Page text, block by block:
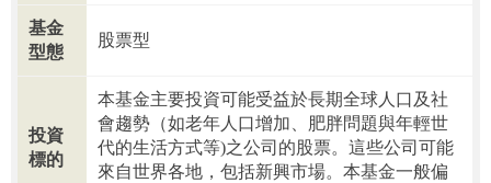
基金
型態
股票型
投資
標的
本基金主要投資可能受益於長期全球人口及社
會趨勢（如老年人口增加、肥胖問題與年輕世
代的生活方式等)之公司的股票。這些公司可能
來自世界各地，包括新興市場。本基金一般偏